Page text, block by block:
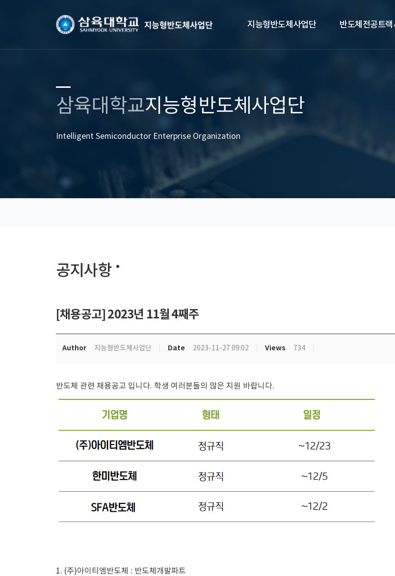
지능형반도체사업단 반도체전공트랙
삼육대학교지능형반도체사업단
Intelligent Semiconductor Enterprise Organization
공지사항
[채용공고] 2023년 11월 4째주
Author 지능형반도체사업단 Date 2023-11-27 09:02 Views 734
반도체 관련 채용공고 입니다. 학생 여러분들의 많은 지원 바랍니다.
1. (주)아이티엠반도체 : 반도체개발파트